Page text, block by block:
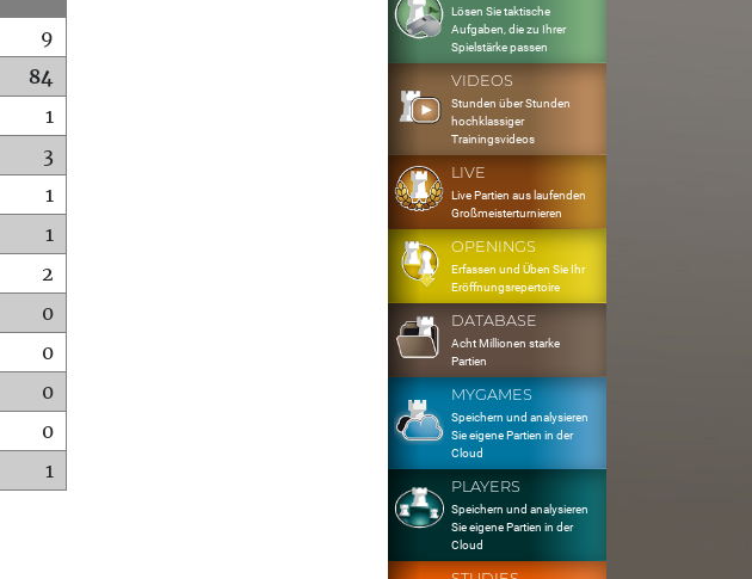
9
84
1
3
1
1
2
0
0
0
0
1
Lösen Sie taktische
Aufgaben, die zu Ihrer
Spielstärke passen
VIDEOS
Stunden über Stunden
hochklassiger
Trainingsvideos
LIVE
Live Partien aus laufenden
Großmeisterturnieren
OPENINGS
Erfassen und Üben Sie Ihr
Eröffnungsrepertoire
DATABASE
Acht Millionen starke
Partien
MYGAMES
Speichern und analysieren
Sie eigene Partien in der
Cloud
PLAYERS
Speichern und analysieren
Sie eigene Partien in der
Cloud